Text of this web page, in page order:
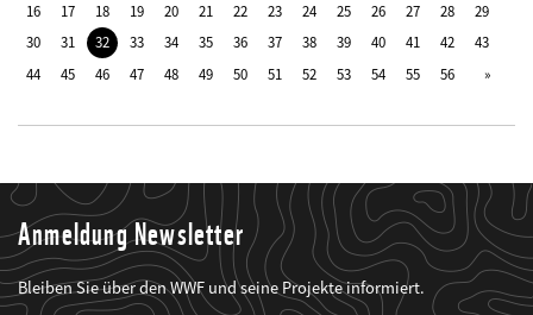
16
17 18 19 20 21 22 23 24 25 26 27 28
29
30
31 32 33 34 35 36 37 38 39 40 41 42
43
44
45 46 47 48 49 50 51 52 53 54 55 56
Anmeldung Newsletter
Bleiben Sie über den WWF und seine Projekte informiert.